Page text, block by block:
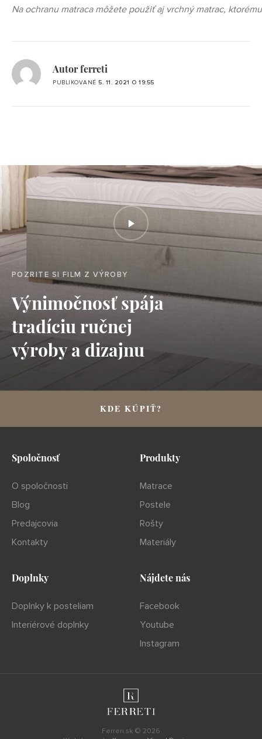
Na ochranu matraca môžete použiť aj vrchný matrac,
Autor ferreti
PUBLIKOVANÉ 5. 11. 2021 O 19:55
POZRITE SI FILM Z VÝROBY
Výnimočnosť spája
tradíciu ručnej
výroby a dizajnu
KDE KÚPIŤ?
Spoločnosť
O spoločnosti
Blog
Predajcovia
Kontakty
Produkty
Matrace
Postele
Rošty
Materiály
Doplnky
Doplnky k posteliam
Interiérové doplnky
Nájdete nás
Facebook
Youtube
Instagram
Ferreri.sk © 2026